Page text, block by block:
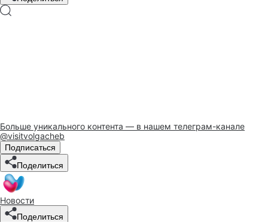
Больше уникального контента — в нашем телеграм-канале
@visitvolgacheb
Подписаться
Поделиться
Новости
Поделиться